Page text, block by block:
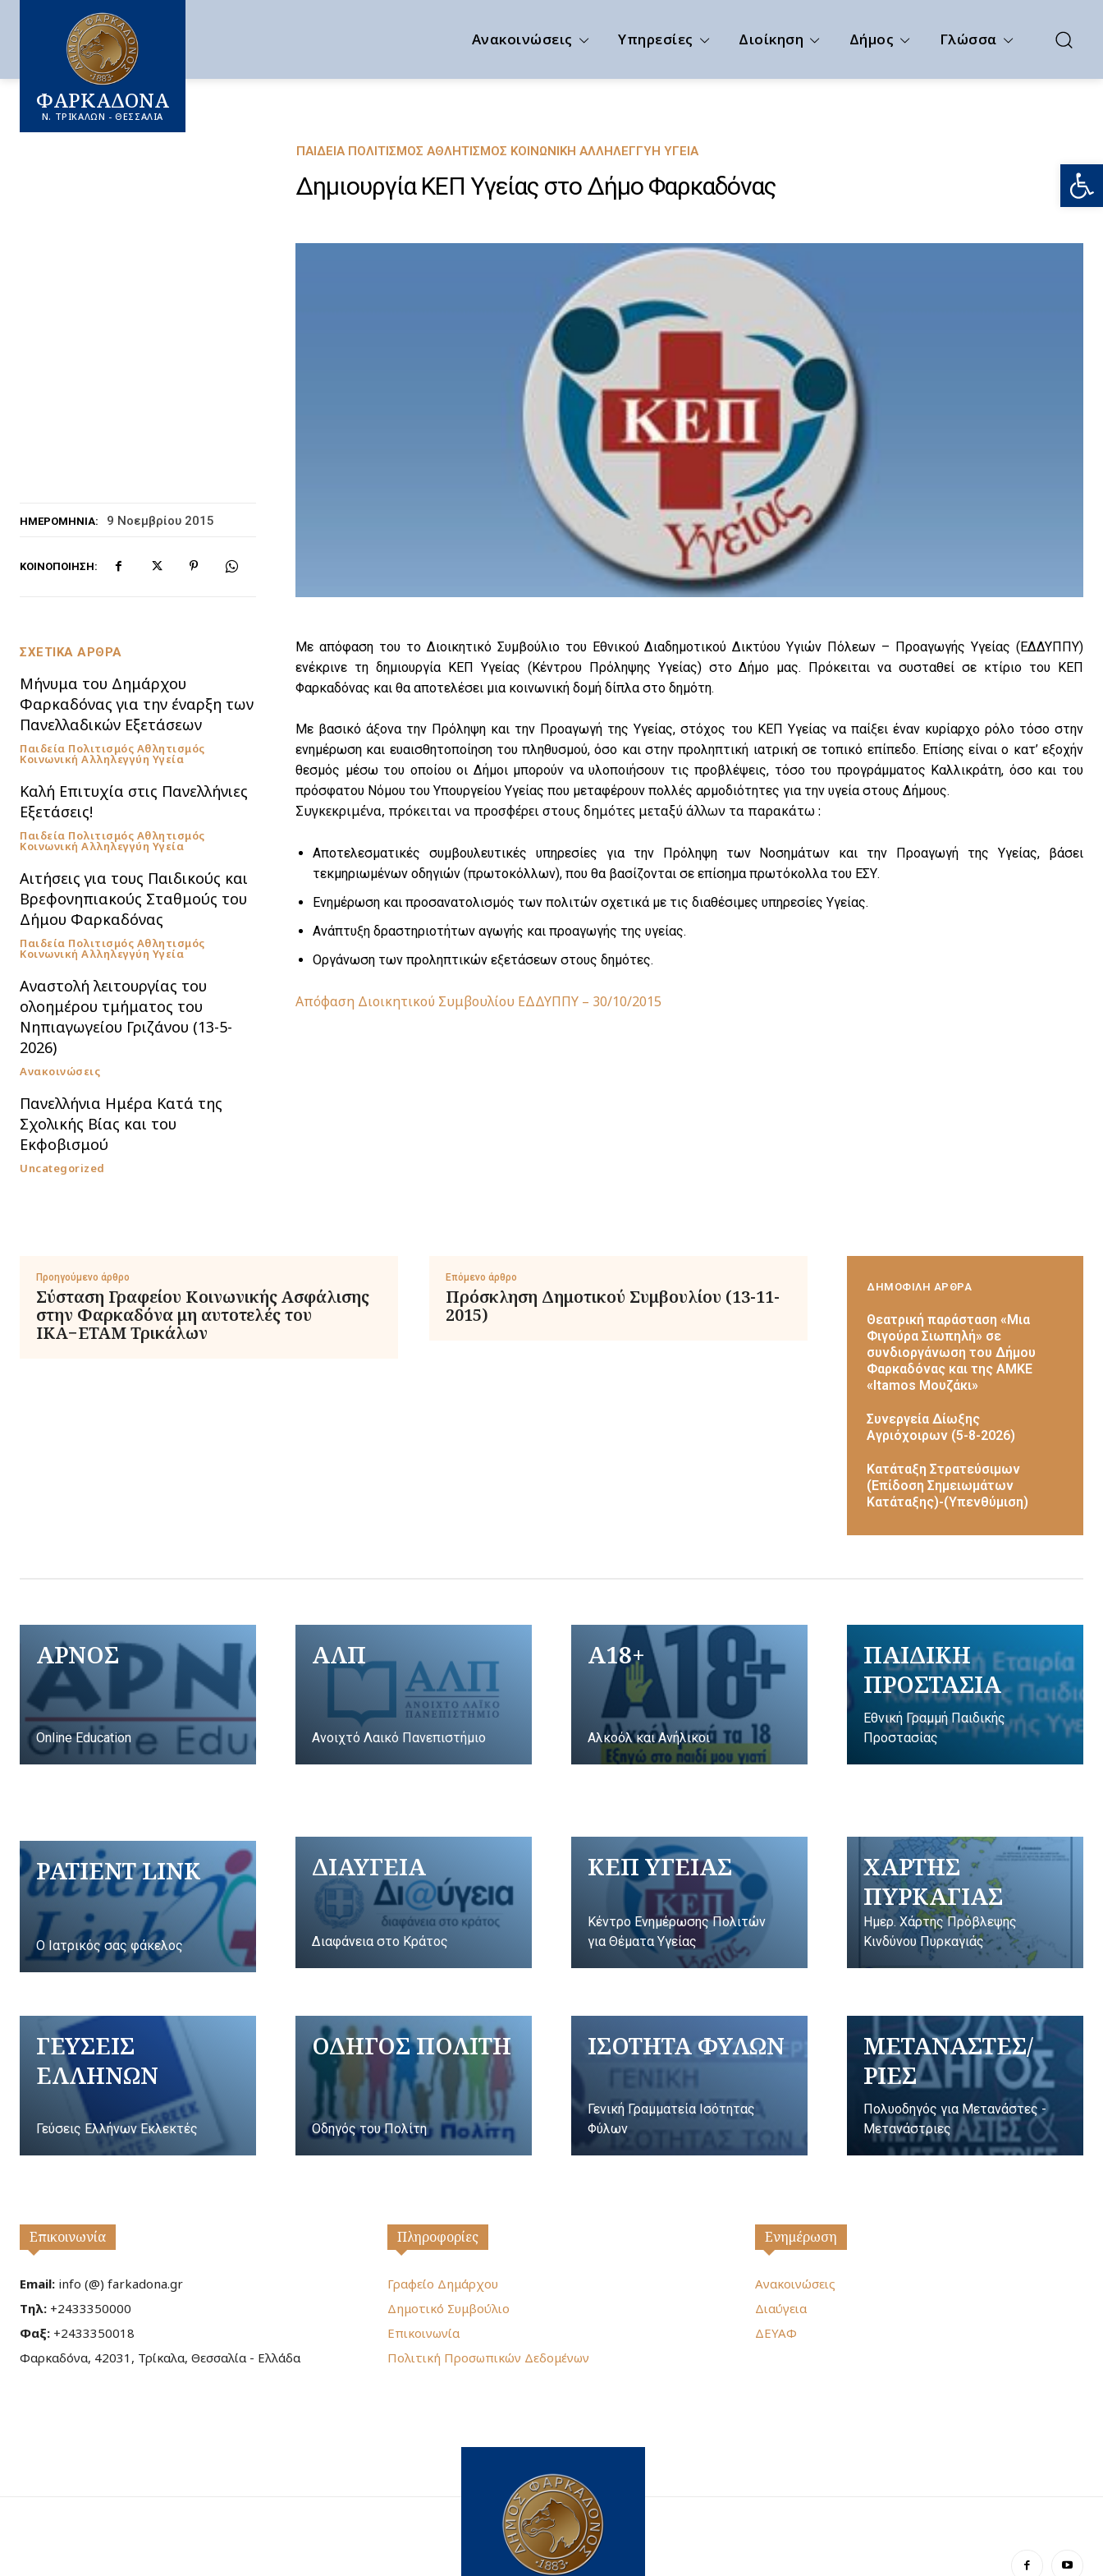
ΦΑΡΚΑΔΟΝΑ
Ν. ΤΡΙΚΑΛΩΝ - ΘΕΣΣΑΛΙΑ
Ανακοινώσεις Υπηρεσίες Διοίκηση Δήμος Γλώσσα
ΗΜΕΡΟΜΗΝΊΑ: 9 Νοεμβρίου 2015
ΚΟΙΝΟΠΟΊΗΣΗ:
ΠΑΙΔΕΊΑ ΠΟΛΙΤΙΣΜΌΣ ΑΘΛΗΤΙΣΜΌΣ ΚΟΙΝΩΝΙΚΉ ΑΛΛΗΛΕΓΓΎΗ ΥΓΕΊΑ
Δημιουργία ΚΕΠ Υγείας στο Δήμο Φαρκαδόνας
ΣΧΕΤΙΚΑ ΑΡΘΡΑ
Μήνυμα του Δημάρχου
Φαρκαδόνας για την έναρξη των
Πανελλαδικών Εξετάσεων
Παιδεία Πολιτισμός Αθλητισμός
Κοινωνική Αλληλεγγύη Υγεία
Καλή Επιτυχία στις Πανελλήνιες
Εξετάσεις!
Παιδεία Πολιτισμός Αθλητισμός
Κοινωνική Αλληλεγγύη Υγεία
Αιτήσεις για τους Παιδικούς και
Βρεφονηπιακούς Σταθμούς του
Δήμου Φαρκαδόνας
Παιδεία Πολιτισμός Αθλητισμός
Κοινωνική Αλληλεγγύη Υγεία
Αναστολή λειτουργίας του
ολοημέρου τμήματος του
Νηπιαγωγείου Γριζάνου (13-5-
2026)
Ανακοινώσεις
Πανελλήνια Ημέρα Κατά της
Σχολικής Βίας και του
Εκφοβισμού
Uncategorized
Με απόφαση του το Διοικητικό Συμβούλιο του Εθνικού Διαδημοτικού Δικτύου Υγιών Πόλεων – Προαγωγής Υγείας (ΕΔΔΥΠΠΥ)
ενέκρινε τη δημιουργία ΚΕΠ Υγείας (Κέντρου Πρόληψης Υγείας) στο Δήμο μας. Πρόκειται να συσταθεί σε κτίριο του ΚΕΠ
Φαρκαδόνας και θα αποτελέσει μια κοινωνική δομή δίπλα στο δημότη.
Με βασικό άξονα την Πρόληψη και την Προαγωγή της Υγείας, στόχος του ΚΕΠ Υγείας να παίξει έναν κυρίαρχο ρόλο τόσο στην
ενημέρωση και ευαισθητοποίηση του πληθυσμού, όσο και στην προληπτική ιατρική σε τοπικό επίπεδο. Επίσης είναι ο κατ’ εξοχήν
θεσμός μέσω του οποίου οι Δήμοι μπορούν να υλοποιήσουν τις προβλέψεις, τόσο του προγράμματος Καλλικράτη, όσο και του
πρόσφατου Νόμου του Υπουργείου Υγείας που μεταφέρουν πολλές αρμοδιότητες για την υγεία στους Δήμους.
Συγκεκριμένα, πρόκειται να προσφέρει στους δημότες μεταξύ άλλων τα παρακάτω :
Αποτελεσματικές συμβουλευτικές υπηρεσίες για την Πρόληψη των Νοσημάτων και την Προαγωγή της Υγείας, βάσει
τεκμηριωμένων οδηγιών (πρωτοκόλλων), που θα βασίζονται σε επίσημα πρωτόκολλα του ΕΣΥ.
Ενημέρωση και προσανατολισμός των πολιτών σχετικά με τις διαθέσιμες υπηρεσίες Υγείας.
Ανάπτυξη δραστηριοτήτων αγωγής και προαγωγής της υγείας.
Οργάνωση των προληπτικών εξετάσεων στους δημότες.
Απόφαση Διοικητικού Συμβουλίου ΕΔΔΥΠΠΥ – 30/10/2015
Προηγούμενο άρθρο
Σύσταση Γραφείου Κοινωνικής Ασφάλισης
στην Φαρκαδόνα μη αυτοτελές του
ΙΚΑ−ΕΤΑΜ Τρικάλων
Επόμενο άρθρο
Πρόσκληση Δημοτικού Συμβουλίου (13-11-
2015)
ΔΗΜΟΦΙΛΗ ΑΡΘΡΑ
Θεατρική παράσταση «Μια
Φιγούρα Σιωπηλή» σε
συνδιοργάνωση του Δήμου
Φαρκαδόνας και της ΑΜΚΕ
«Itamos Μουζάκι»
Συνεργεία Δίωξης
Αγριόχοιρων (5-8-2026)
Κατάταξη Στρατεύσιμων
(Επίδοση Σημειωμάτων
Κατάταξης)-(Υπενθύμιση)
ΑΡΝΟΣ
Online Education
ΑΛΠ
Ανοιχτό Λαικό Πανεπιστήμιο
A18+
Αλκοόλ και Ανήλικοι
ΠΑΙΔΙΚΗ
ΠΡΟΣΤΑΣΙΑ
Εθνική Γραμμή Παιδικής
Προστασίας
PATIENT LINK
Ο Ιατρικός σας φάκελος
ΔΙΑΥΓΕΙΑ
Διαφάνεια στο Κράτος
ΚΕΠ ΥΓΕΙΑΣ
Κέντρο Ενημέρωσης Πολιτών
για Θέματα Υγείας
ΧΑΡΤΗΣ
ΠΥΡΚΑΓΙΑΣ
Ημερ. Χάρτης Πρόβλεψης
Κινδύνου Πυρκαγιάς
ΓΕΥΣΕΙΣ
ΕΛΛΗΝΩΝ
Γεύσεις Ελλήνων Εκλεκτές
ΟΔΗΓΟΣ ΠΟΛΙΤΗ
Οδηγός του Πολίτη
ΙΣΟΤΗΤΑ ΦΥΛΩΝ
Γενική Γραμματεία Ισότητας
Φύλων
ΜΕΤΑΝΑΣΤΕΣ/
ΡΙΕΣ
Πολυοδηγός για Μετανάστες -
Μετανάστριες
Επικοινωνία
Email: info (@) farkadona.gr
Τηλ: +2433350000
Φαξ: +2433350018
Φαρκαδόνα, 42031, Τρίκαλα, Θεσσαλία - Ελλάδα
Πληροφορίες
Γραφείο Δημάρχου
Δημοτικό Συμβούλιο
Επικοινωνία
Πολιτική Προσωπικών Δεδομένων
Ενημέρωση
Ανακοινώσεις
Διαύγεια
ΔΕΥΑΦ